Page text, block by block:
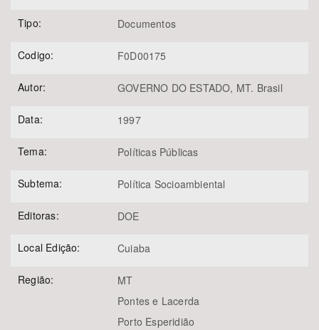
Tipo: Documentos
Codigo: F0D00175
Autor: GOVERNO DO ESTADO, MT. Brasil
Data: 1997
Tema: Políticas Públicas
Subtema: Política Socioambiental
Editoras: DOE
Local Edição: Cuiaba
Região:
MT
Pontes e Lacerda
Porto Esperidião